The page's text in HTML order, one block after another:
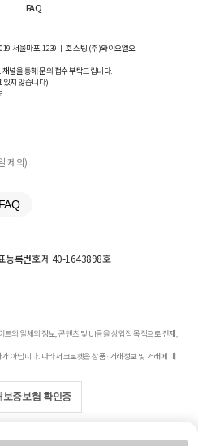
FAQ
서울마포-1239 ㅣ 호스팅 (주)와이오엘오
널을 통해 문의 접수 부탁드립니다.
있지 않습니다)
제외)
FAQ
등록번호제 40-1643898호
의 일체의 정보, 콘텐츠 및 UI등을 상업적 목적으로 전재,
아닙니다. 따라서 크로켓은 상품·거래정보 및 거래에 대
보증보험 확인증